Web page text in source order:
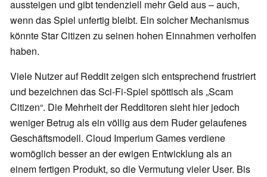
aussteigen und gibt tendenziell mehr Geld aus – auch,
wenn das Spiel unfertig bleibt. Ein solcher Mechanismus
könnte Star Citizen zu seinen hohen Einnahmen verholfen
haben.
Viele Nutzer auf Reddit zeigen sich entsprechend frustriert
und bezeichnen das Sci-Fi-Spiel spöttisch als „Scam
Citizen“. Die Mehrheit der Redditoren sieht hier jedoch
weniger Betrug als ein völlig aus dem Ruder gelaufenes
Geschäftsmodell. Cloud Imperium Games verdiene
womöglich besser an der ewigen Entwicklung als an
einem fertigen Produkt, so die Vermutung vieler User. Bis